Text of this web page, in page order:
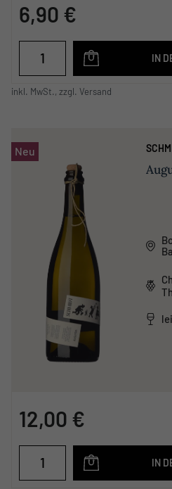
6,90 €
IN
inkl. MwSt., zzgl. Versand
Neu
12,00 €
IN